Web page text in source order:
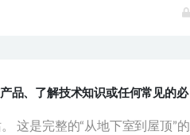
品、了解技术知识或任何常见的必
这是完整的“从地下室到屋顶”的